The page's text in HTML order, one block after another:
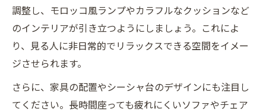
調整し、モロッコ風ランプやカラフルなクッションなど
のインテリアが引き立つようにしましょう。これによ
り、見る人に非日常的でリラックスできる空間をイメー
ジさせられます。
さらに、家具の配置やシーシャ台のデザインにも注目し
てください。長時間座っても疲れにくいソファやチェア